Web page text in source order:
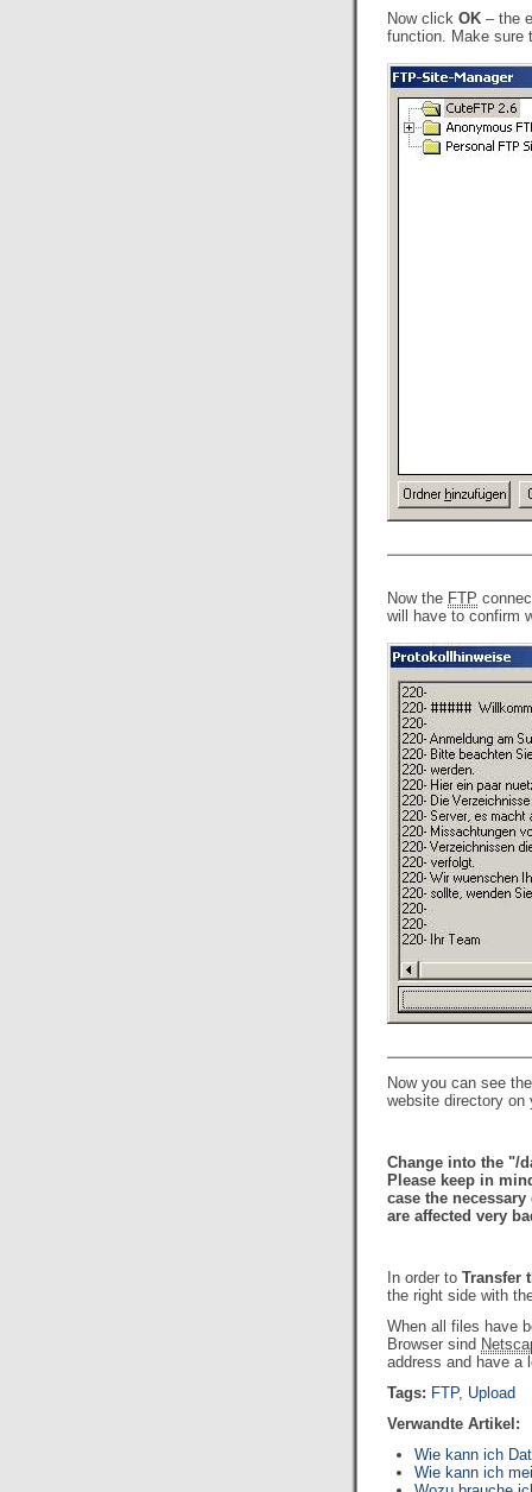
Now click OK – the
function. Make sure
Now the FTP
will have to confirm
Now you can see
website directory
Change into the "/
Please keep in
case the
are affected very
In order to Transfer
the right side with
When all files have
Browser sind
address and have a
Tags: FTP, Upload
Verwandte Artikel:
Wie kann ich
Wie kann ich